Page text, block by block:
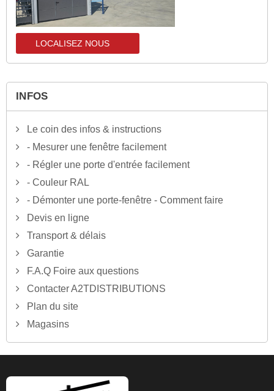
LOCALISEZ NOUS
INFOS
Le coin des infos & instructions
- Mesurer une fenêtre facilement
- Régler une porte d'entrée facilement
- Couleur RAL
- Démonter une porte-fenêtre - Comment faire
Devis en ligne
Transport & délais
Garantie
F.A.Q Foire aux questions
Contacter A2TDISTRIBUTIONS
Plan du site
Magasins